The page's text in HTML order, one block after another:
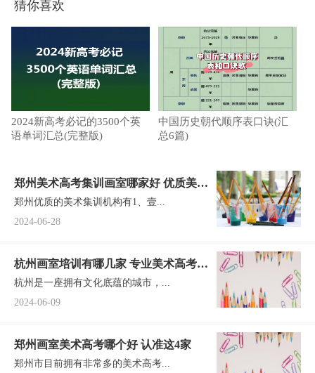
猜你喜欢
2024新高考必记的3500个英
语单词汇总(完整版)
中国历史朝代顺序表口诀(汇
总6篇)
郑州美术高考集训画室哪家好 优质美术
集训机构推荐
郑州优质的美术集训机构有1、壹...
2024-06-28
杭州画室培训有哪几家 专业美术高考画
室推荐
杭州是一座拥有文化底蕴的城市，...
2024-06-09
郑州画室美术高考哪个好 认准这4家
郑州市目前拥有非常多的美术高考...